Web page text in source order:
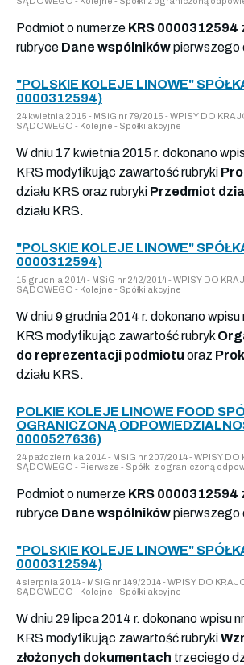
Podmiot o numerze KRS 0000312594
rubryce Dane wspólnikówpierwszego
"POLSKIE KOLEJE LINOWE"
0000312594)
24 kwietnia 2015 - MSiG nr 79/2015 - WPISY DO
SĄDOWEGO - Kolejne - Spółki akcyjne
W dniu 17 kwietnia 2015 r. dokonano
KRS modyfikując zawartość rubryki
działu KRS oraz rubryki Przedmiot
działu KRS.
"POLSKIE KOLEJE LINOWE"
0000312594)
15 grudnia 2014 - MSiG nr 242/2014 - WPISY DO
SĄDOWEGO - Kolejne - Spółki akcyjne
W dniu 9 grudnia 2014 r. dokonano
KRS modyfikując zawartość rubryk
do reprezentacji podmiotu oraz
działu KRS.
POLKIE KOLEJE LINOWE FOOD
OGRANICZONĄ
0000527636)
24 października 2014 - MSiG nr 207/2014 - WPISY DO
SĄDOWEGO - Pierwsze - Spółki z ograniczoną
Podmiot o numerze KRS 0000312594
rubryce Dane wspólnikówpierwszego
"POLSKIE KOLEJE LINOWE"
0000312594)
4 sierpnia 2014 - MSiG nr 149/2014 - WPISY DO
SĄDOWEGO - Kolejne - Spółki akcyjne
W dniu 29 lipca 2014 r. dokonano wpisu
KRS modyfikując zawartość rubryki
złożonych dokumentach trzeciego